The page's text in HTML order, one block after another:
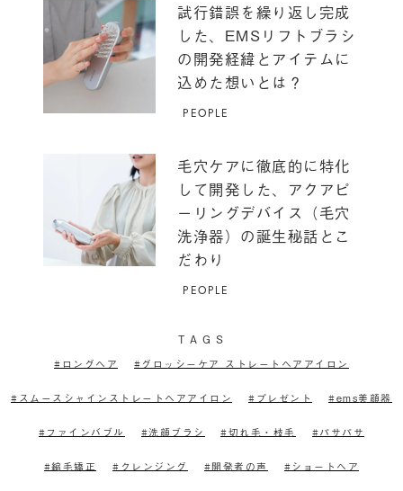
試行錯誤を繰り返し完成
した、EMSリフトブラシ
の開発経緯とアイテムに
込めた想いとは？
PEOPLE
毛穴ケアに徹底的に特化
して開発した、アクアピ
ーリングデバイス（毛穴
洗浄器）の誕生秘話とこ
だわり
PEOPLE
T A G S
ロングヘア グロッシーケア ストレートヘアアイロン
スムースシャインストレートヘアアイロン プレゼント ems美顔器
ファインバブル 洗顔ブラシ 切れ毛・枝毛 パサパサ
縮毛矯正 クレンジング 開発者の声 ショートヘア